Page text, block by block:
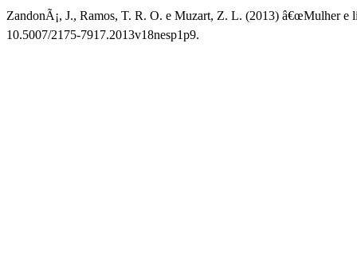
ZandonÃ¡, J., Ramos, T. R. O. e Muzart, Z. L. (2013) â€œMulher e
10.5007/2175-7917.2013v18nesp1p9.